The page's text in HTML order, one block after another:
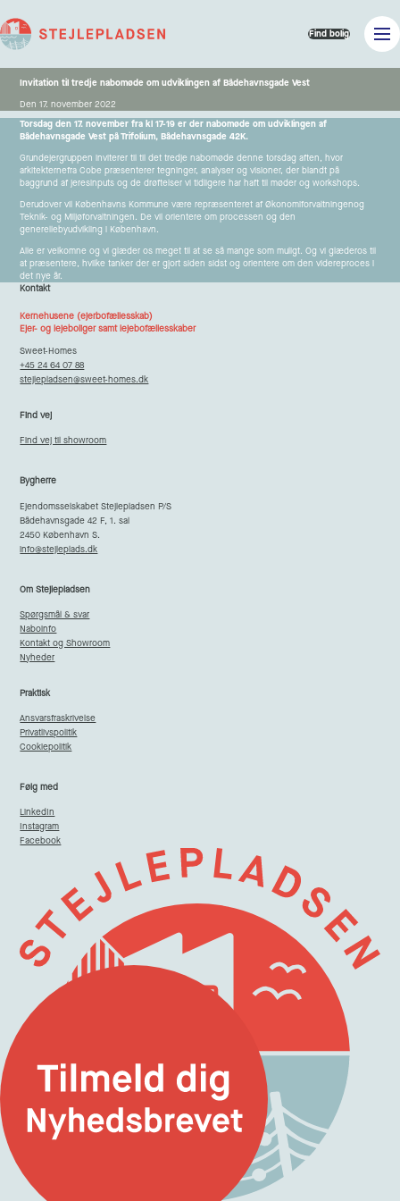
Find bolig
Invitation til tredje nabomøde om udviklingen af Bådehavnsgade Vest
Den 17. november 2022
Torsdag den 17. november fra kl 17-19 er der nabomøde om udviklingen af
Bådehavnsgade Vest på Trifolium, Bådehavnsgade 42K.
Grundejergruppen inviterer til til det tredje nabomøde denne torsdag aften, hvor
arkitekternefra Cobe præsenterer tegninger, analyser og visioner, der blandt på
baggrund af jeresinputs og de drøftelser vi tidligere har haft til møder og workshops.
Derudover vil Københavns Kommune være repræsenteret af Økonomiforvaltningenog
Teknik- og Miljøforvaltningen. De vil orientere om processen og den
generellebyudvikling i København.
Alle er velkomne og vi glæder os meget til at se så mange som muligt. Og vi glæderos til
at præsentere, hvilke tanker der er gjort siden sidst og orientere om den videreproces i
det nye år.
Kontakt
Kernehusene (ejerbofællesskab)
Ejer- og lejeboliger samt lejebofællesskaber
Sweet-Homes
+45 24 64 07 88
stejlepladsen@sweet-homes.dk
Find vej
Find vej til showroom
Bygherre
Ejendomsselskabet Stejlepladsen P/S
Bådehavnsgade 42 F, 1. sal
2450 København S.
info@stejleplads.dk
Om Stejlepladsen
Spørgsmål & svar
Naboinfo
Kontakt og Showroom
Nyheder
Praktisk
Ansvarsfraskrivelse
Privatlivspolitik
Cookiepolitik
Følg med
LinkedIn
Instagram
Facebook